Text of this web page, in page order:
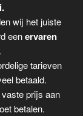
wij het juiste
eenervaren
.
tarieven
betaald.
prijs aan
betalen.